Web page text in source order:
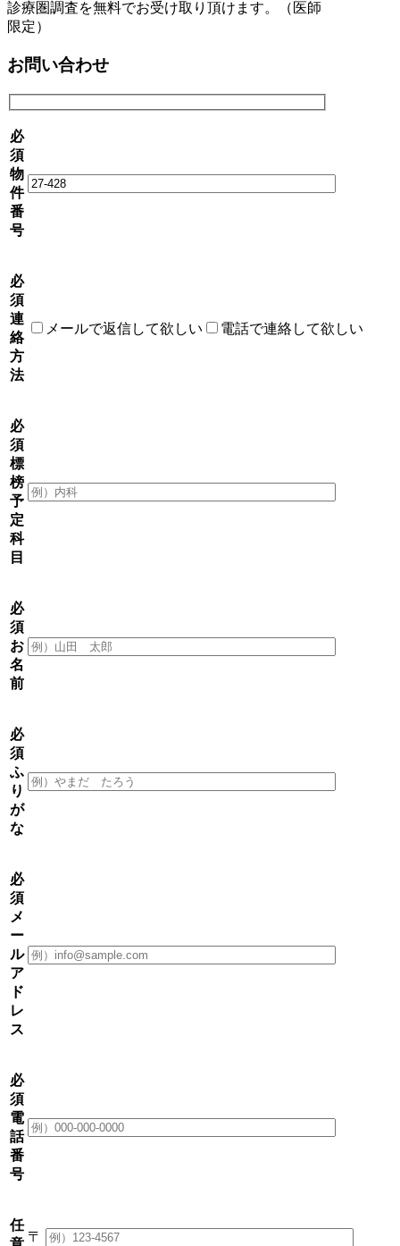
診療圏調査を無料でお受け取り頂けます。（医師
限定）
お問い合わせ
必
須
物
件
番
号
必
須
連
絡
方
法
メールで返信して欲しい 電話で連絡して欲しい
必
須
標
榜
予
定
科
目
必
須
お
名
前
必
須
ふ
り
が
な
必
須
メ
ー
ル
ア
ド
レ
ス
必
須
電
話
番
号
任
〒